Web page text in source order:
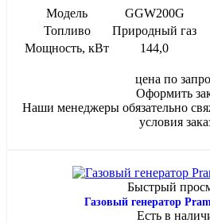
Модель
GGW200G
Топливо
Природный газ
Мощность, кВт
144,0
цена по
Оформить
Наши менеджеры обязательно
условия
Быстрый
Газовый генератор
Есть в